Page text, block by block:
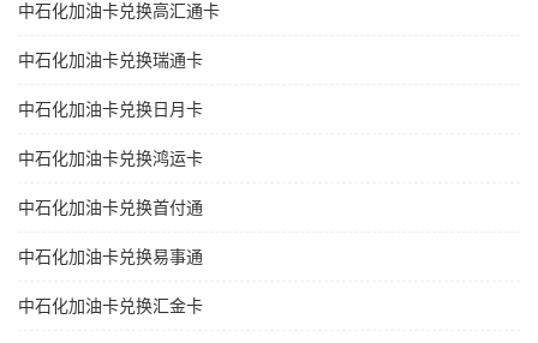
中石化加油卡兑换高汇通卡
中石化加油卡兑换瑞通卡
中石化加油卡兑换日月卡
中石化加油卡兑换鸿运卡
中石化加油卡兑换首付通
中石化加油卡兑换易事通
中石化加油卡兑换汇金卡